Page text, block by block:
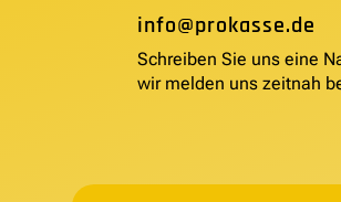
info@prokasse.de
Schreiben Sie uns eine
wir melden uns zeitnah